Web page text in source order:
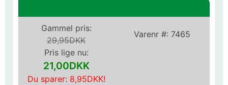
Varenr #: 7465
Gammel pris:
29,95DKK
Pris lige nu:
21,00DKK
Du sparer: 8,95DKK!